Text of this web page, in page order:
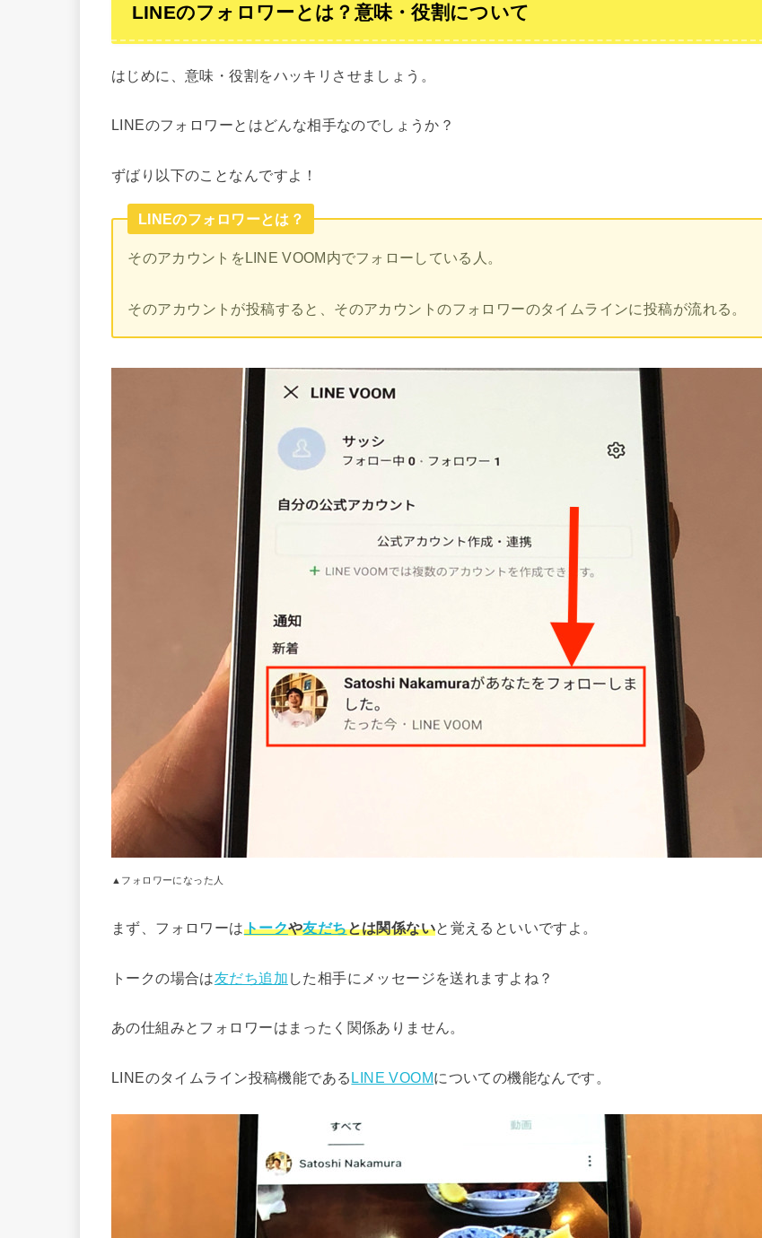
LINEのフォロワーとは？意味・役割について
はじめに、意味・役割をハッキリさせましょう。
LINEのフォロワーとはどんな相手なのでしょうか？
ずばり以下のことなんですよ！
LINEのフォロワーとは？
そのアカウントをLINE VOOM内でフォローしている人。
そのアカウントが投稿すると、そのアカウントのフォロワーのタイムラインに投稿が流れる。
▲フォロワーになった人
まず、フォロワーはトークや友だちとは関係ないと覚えるといいですよ。
トークの場合は友だち追加 した相手にメッセージを送れますよね？
あの仕組みとフォロワーはまったく関係ありません。
LINEのタイムライン投稿機能であるLINE VOOMについての機能なんです。